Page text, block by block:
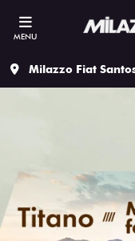
MENU
Milazzo Fiat